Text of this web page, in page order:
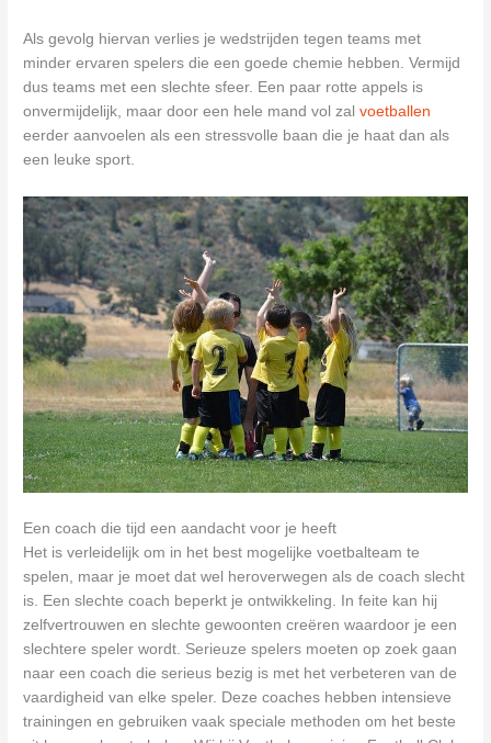
Als gevolg hiervan verlies je wedstrijden tegen teams met
minder ervaren spelers die een goede chemie hebben. Vermijd
dus teams met een slechte sfeer. Een paar rotte appels is
onvermijdelijk, maar door een hele mand vol zalvoetballen
eerder aanvoelen als een stressvolle baan die je haat dan als
een leuke sport.
Een coach die tijd een aandacht voor je heeft
Het is verleidelijk om in het best mogelijke voetbalteam te
spelen, maar je moet dat wel heroverwegen als de coach slecht
is. Een slechte coach beperkt je ontwikkeling. In feite kan hij
zelfvertrouwen en slechte gewoonten creëren waardoor je een
slechtere speler wordt. Serieuze spelers moeten op zoek gaan
naar een coach die serieus bezig is met het verbeteren van de
vaardigheid van elke speler. Deze coaches hebben intensieve
trainingen en gebruiken vaak speciale methoden om het beste